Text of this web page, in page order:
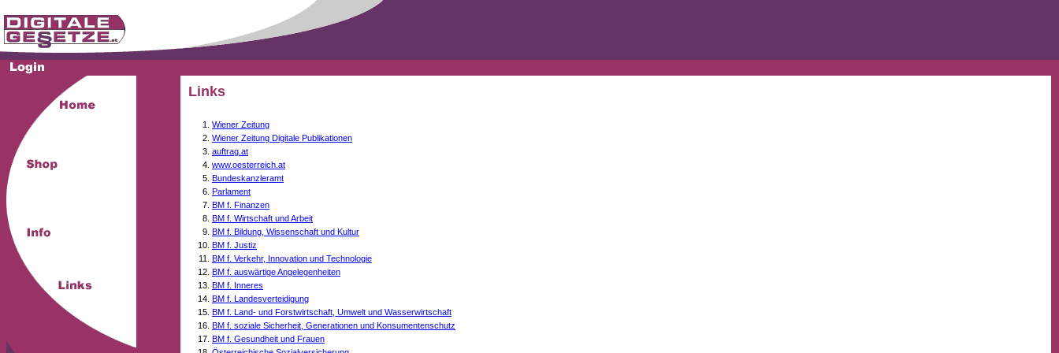
Links
Wiener Zeitung
Wiener Zeitung Digitale Publikationen
auftrag.at
www.oesterreich.at
Bundeskanzleramt
Parlament
BM f. Finanzen
BM f. Wirtschaft und Arbeit
BM f. Bildung, Wissenschaft und Kultur
BM f. Justiz
BM f. Verkehr, Innovation und Technologie
BM f. auswärtige Angelegenheiten
BM f. Inneres
BM f. Landesverteidigung
BM f. Land- und Forstwirtschaft, Umwelt und Wasserwirtschaft
BM f. soziale Sicherheit, Generationen und Konsumentenschutz
BM f. Gesundheit und Frauen